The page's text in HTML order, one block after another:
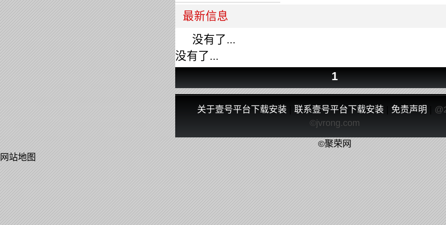
最新信息
没有了...
没有了...
1
关于壹号平台下载安装 联系壹号平台下载安装 免责声明
©jvrong.com
©聚荣网
网站地图